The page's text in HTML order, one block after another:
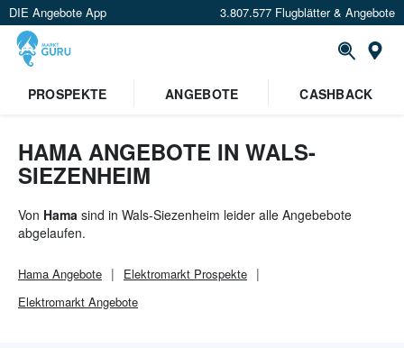
DIE Angebote App 3.807.577 Flugblätter & Angebote
PROSPEKTE
ANGEBOTE CASHBACK
HAMA ANGEBOTE IN WALS-
SIEZENHEIM
Von Hama sind in Wals-Siezenheim leider alle Angebebote
abgelaufen.
Hama Angebote Elektromarkt Prospekte
Elektromarkt Angebote